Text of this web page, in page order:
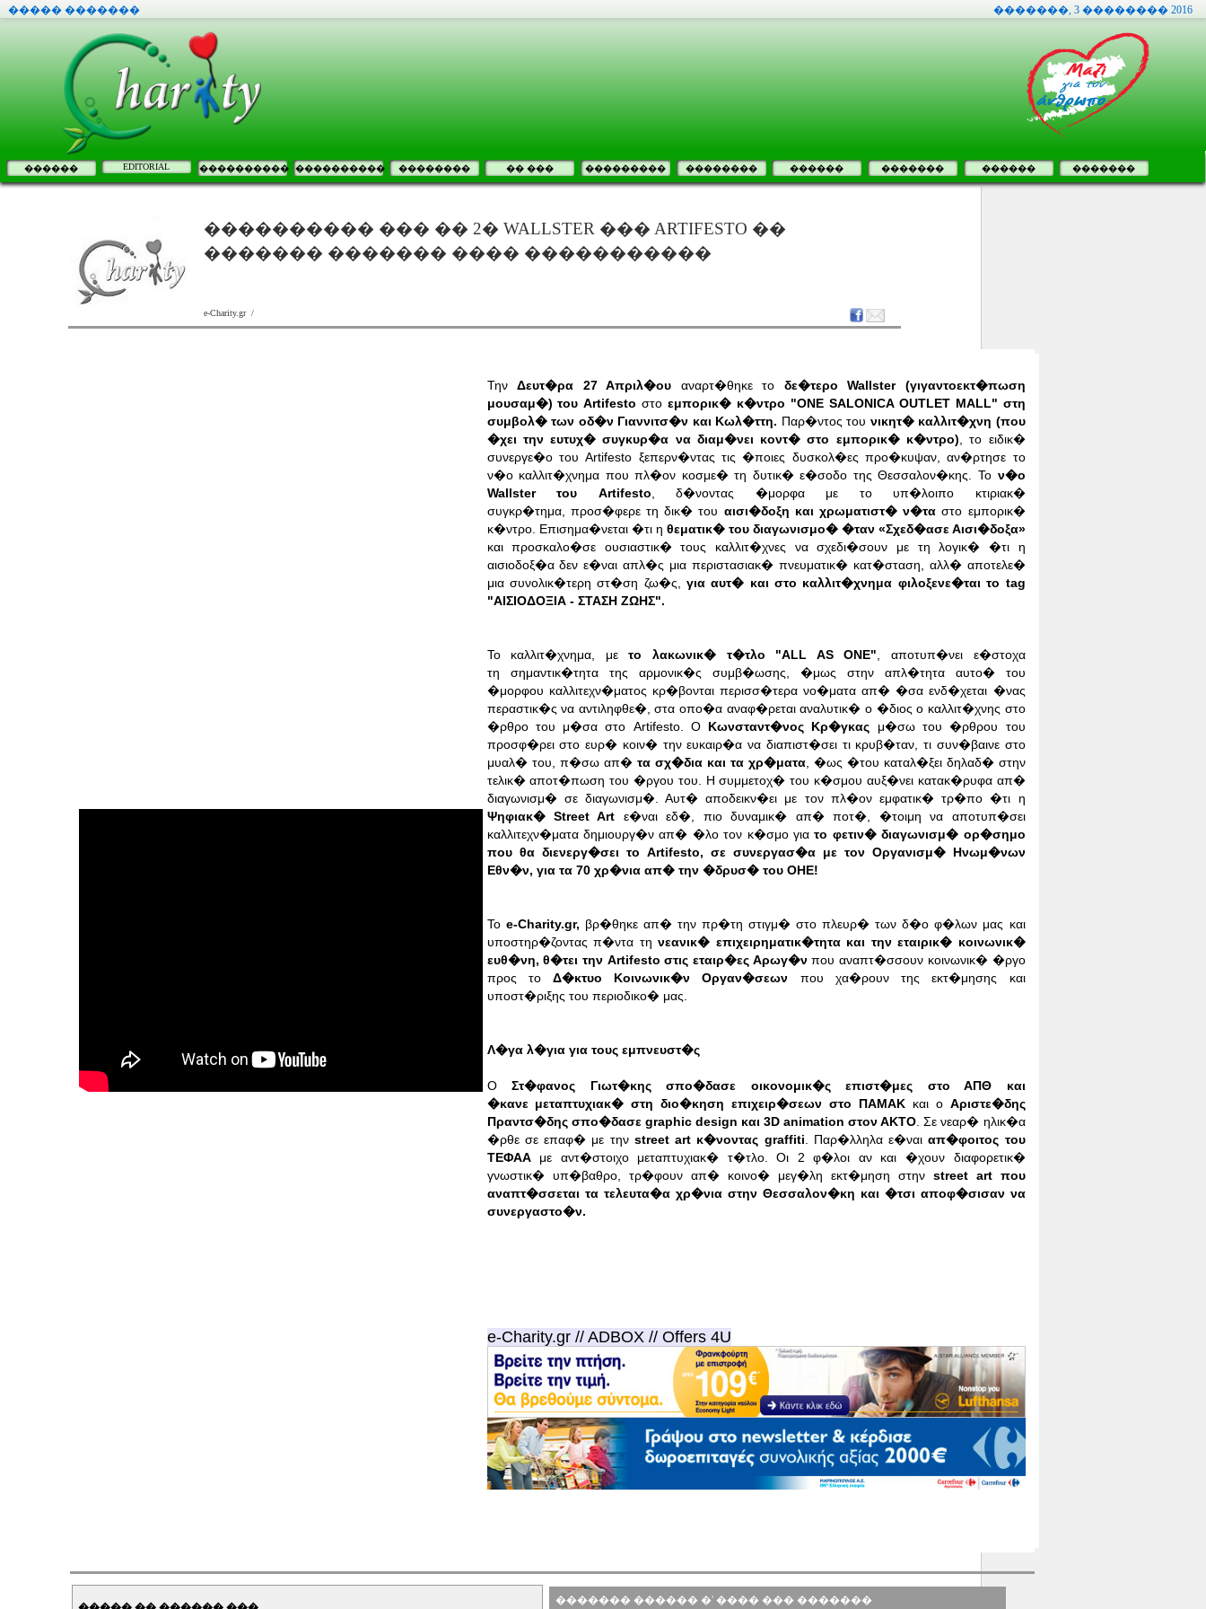
����� ������� �������, 3 �������� 2016
������ EDITORIAL ���������� ���������� �������� �� ��� ��������� �������� ������ ������� ������ �������
���������� ��� �� 2� WALLSTER ��� ARTIFESTO ��
������� ������� ���� �����������
e-Charity.gr /
ΤηνΔευτ�ρα 27 Απριλ�ου αναρτ�θηκε το δε�τερο Wallster (γιγαντοεκτ�πωση
μουσαμ�)του Artifesto στοεμπορικ� κ�ντρο "ONE SALONICA OUTLET MALL" στη
συμβολ� των οδ�ν Γιαννιτσ�ν και Κωλ�ττη. Παρ�ντος του νικητ� καλλιτ�χνη (που
�χει την ευτυχ�συγκυρ�α να διαμ�νει κοντ� στο εμπορικ� κ�ντρο) , το ειδικ�
συνεργε�ο του Artifesto ξεπερν�ντας τις �ποιες δυσκολ�ες προ�κυψαν, αν�ρτησε το
ν�ο καλλιτ�χνημα που πλ�ον κοσμε� τη δυτικ� ε�σοδο της Θεσσαλον�κης.Το ν�ο
Wallster του Artifesto , δ�νοντας �μορφα με το υπ�λοιπο κτιριακ�
συγκρ�τημα, προσ�φερε τη δικ� του αισι�δοξη και χρωματιστ� ν�τα στο εμπορικ�
κ�ντρο. Επισημα�νεται �τι η θεματικ� του διαγωνισμο� �ταν «Σχεδ�ασε Αισι�δοξα»
και προσκαλο�σε ουσιαστικ�τους καλλιτ�χνες να σχεδι�σουν με τη λογικ� �τι η
αισιοδοξ�α δεν ε�ναι απλ�ς μιαπεριστασιακ� πνευματικ� κατ�σταση, αλλ� αποτελε�
μια συνολικ�τερη στ�ση ζω�ς,γιααυτ� και στο καλλιτ�χνημα φιλοξενε�ται το tag
"ΑΙΣΙΟΔΟΞΙΑ - ΣΤΑΣΗ ΖΩΗΣ".
Το καλλιτ�χνημα, μετο λακωνικ� τ�τλο "ALL AS ONE" , αποτυπ�νει ε�στοχα
τη σημαντικ�τητα της αρμονικ�ς συμβ�ωσης, �μως στην απλ�τητα αυτο� του
�μορφου καλλιτεχν�ματος κρ�βονται περισσ�τερα νο�ματα απ� �σα ενδ�χεται �νας
περαστικ�ς να αντιληφθε�, στα οπο�α αναφ�ρεται αναλυτικ� ο �διος ο καλλιτ�χνης στο
�ρθρο του μ�σα στο Artifesto. Ο Κωνσταντ�νος Κρ�γκας μ�σω του �ρθρου του
προσφ�ρει στο ευρ� κοιν� τηνευκαιρ�α να διαπιστ�σει τι κρυβ�ταν, τι συν�βαινε στο
μυαλ� του, π�σω απ� τα σχ�δια και τα χρ�ματα, �ως �του καταλ�ξει δηλαδ� στην
τελικ� αποτ�πωση του �ργου του. Η συμμετοχ� του κ�σμου αυξ�νει κατακ�ρυφα απ�
διαγωνισμ� σε διαγωνισμ�. Αυτ�αποδεικν�ει με τον πλ�ον εμφατικ� τρ�πο �τι η
Ψηφιακ� Street Art ε�ναι εδ�, πιοδυναμικ� απ� ποτ�, �τοιμη να αποτυπ�σει
καλλιτεχν�ματα δημιουργ�ν απ� �λο τον κ�σμο γιατο φετιν� διαγωνισμ� ορ�σημο
που θα διενεργ�σει το Artifesto, σε συνεργασ�α με τον Οργανισμ� Ηνωμ�νων
Εθν�ν, για τα 70 χρ�νια απ� την �δρυσ� του ΟΗΕ!
To e-Charity.gr, βρ�θηκε απ� την πρ�τη στιγμ� στο πλευρ� των δ�ο φ�λων μας και
υποστηρ�ζοντας π�ντα τηνεανικ� επιχειρηματικ�τητα και την εταιρικ� κοινωνικ�
ευθ�νη, θ�τει την Artifesto στις εταιρ�ες Αρωγ�νπου αναπτ�σσουν κοινωνικ� �ργο
προς τοΔ�κτυο Κοινωνικ�ν Οργαν�σεων που χα�ρουν της εκτ�μησης και
υποστ�ριξης του περιοδικο� μας.
Λ�γα λ�για για τους εμπνευστ�ς
ΟΣτ�φανος Γιωτ�κης σπο�δασε οικονομικ�ς επιστ�μες στο ΑΠΘ και
�κανε μεταπτυχιακ� στη διο�κηση επιχειρ�σεων στο ΠΑΜΑΚκαι ο Αριστε�δης
Πραντσ�δης σπο�δασε graphic design και 3D animation στον ΑΚΤΟ . Σε νεαρ� ηλικ�α
�ρθε σε επαφ� με την street art κ�νοντας graffiti . Παρ�λληλα ε�ναιαπ�φοιτος του
ΤΕΦΑΑμε αντ�στοιχο μεταπτυχιακ� τ�τλο. Οι 2 φ�λοι αν και �χουν διαφορετικ�
γνωστικ� υπ�βαθρο, τρ�φουν απ� κοινο� μεγ�λη εκτ�μηση στην street art που
αναπτ�σσεται τα τελευτα�α χρ�νια στην Θεσσαλον�κη και �τσι αποφ�σισαν να
συνεργαστο�ν.
e-Charity.gr // ADBOX // Offers 4U
������� ������ �' ���� ��� �������